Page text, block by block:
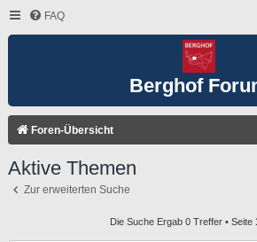
FAQ
Berghof
Foren-Übersicht
Aktive Themen
Zur erweiterten Suche
Die Suche Ergab 0 Treffer • Seite